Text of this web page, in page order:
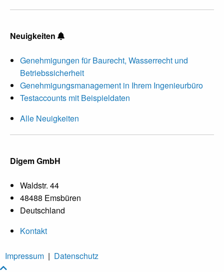
Neuigkeiten
Genehmigungen für Baurecht, Wasserrecht und
Betriebssicherheit
Genehmigungsmanagement in Ihrem Ingenieurbüro
Testaccounts mit Beispieldaten
Alle Neuigkeiten
Digem GmbH
Waldstr. 44
48488 Emsbüren
Deutschland
Kontakt
Impressum | Datenschutz